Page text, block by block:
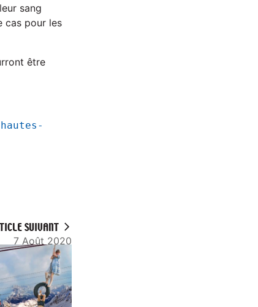
sang
cas pour les
être
SUIVANT
7 Août 2020